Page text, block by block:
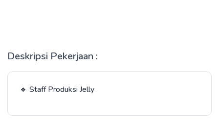
Deskripsi Pekerjaan :
🔹 Staff Produksi Jelly